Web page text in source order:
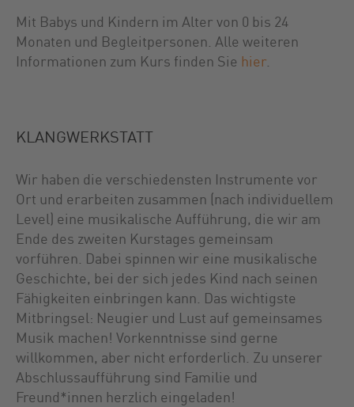
Mit Babys und Kindern im Alter von 0 bis 24
Monaten und Begleitpersonen. Alle weiteren
Informationen zum Kurs finden Sie hier
KLANGWERKSTATT
Wir haben die verschiedensten Instrumente vor
Ort und erarbeiten zusammen (nach individuellem
Level) eine musikalische Aufführung, die wir am
Ende des zweiten Kurstages gemeinsam
vorführen. Dabei spinnen wir eine musikalische
Geschichte, bei der sich jedes Kind nach seinen
Fähigkeiten einbringen kann. Das wichtigste
Mitbringsel: Neugier und Lust auf gemeinsames
Musik machen! Vorkenntnisse sind gerne
willkommen, aber nicht erforderlich. Zu unserer
Abschlussaufführung sind Familie und
Freund*innen herzlich eingeladen!